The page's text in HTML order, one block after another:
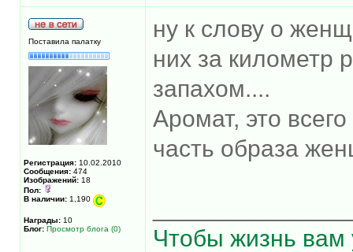
Поставила палатку
Регистрация: 10.02.2010
Сообщения: 474
Изображений: 18
Пол:
В наличии: 1,190
Награды: 10
Блог: Просмотр блога (0)
ну к слову о
них за километр
запахом....
Аромат, это
часть образа
Чтобы жизнь вам